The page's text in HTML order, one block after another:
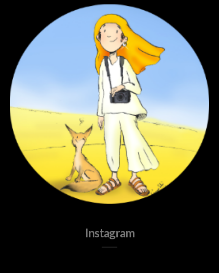
Instagram